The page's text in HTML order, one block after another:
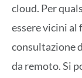
cloud. Per
essere vicini al
consultazione
da remoto. Si